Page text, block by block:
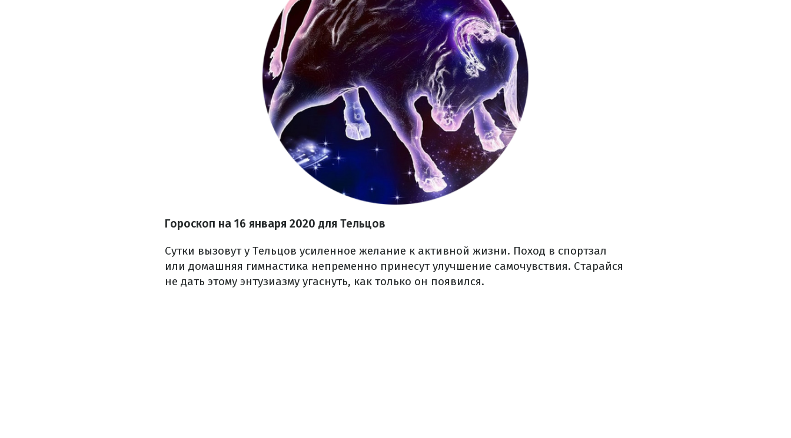
Гороскоп на 16 января 2020 для Тельцов
Сутки вызовут у Тельцов усиленное желание к активной жизни. Поход в спортзал
или домашняя гимнастика непременно принесут улучшение самочувствия. Старайся
не дать этому энтузиазму угаснуть, как только он появился.